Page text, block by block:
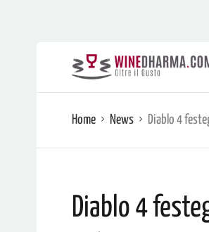
Home News Diablo 4
Diablo 4